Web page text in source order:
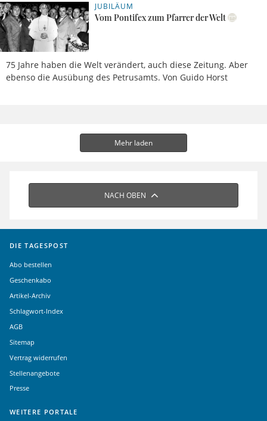
JUBILÄUM
Vom Pontifex zum Pfarrer der Welt
75 Jahre haben die Welt verändert, auch diese Zeitung. Aber
ebenso die Ausübung des Petrusamts. Von Guido Horst
04.09.2023, 16 Uhr
Mehr laden
NACH OBEN
DIE TAGESPOST
Abo bestellen
Geschenkabo
Artikel-Archiv
Schlagwort-Index
AGB
Sitemap
Vertrag widerrufen
Stellenangebote
Presse
WEITERE PORTALE